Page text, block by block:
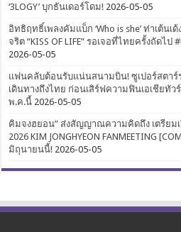
‘3LOGY’ บุกธันเดอร์โดม! 2026-05-05
อิทธิฤทธิ์เพลงคัมแบ็ก ‘Who is she’ ท่าเต้น
จริต “KISS OF LIFE” รอเจอที่ไทยครั้งถัดไป
2026-05-05
แฟนคลับต้อนรับแน่นสนามบิน! ซูเปอร์สตาร์ร
เดินทางถึงไทย ก่อนเสิร์ฟความฟินเอเชียทัวร์
พ.ค.นี้ 2026-05-05
คิมจงฮยอน” ส่งสัญญาณความคิดถึง เตรียม
2026 KIM JONGHYEON FANMEETING
มิถุนายนนี้! 2026-05-05